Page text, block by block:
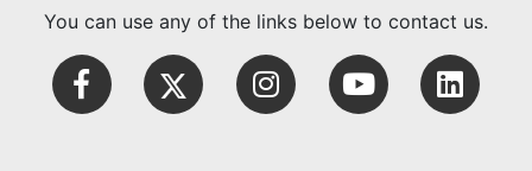
You can use any of the links below to contact us.